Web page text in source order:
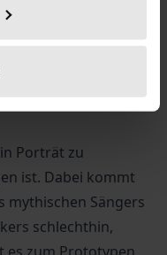
bekannt, aber
Porträt zu
ist. Dabei kommt
mythischen Sängers
schlechthin,